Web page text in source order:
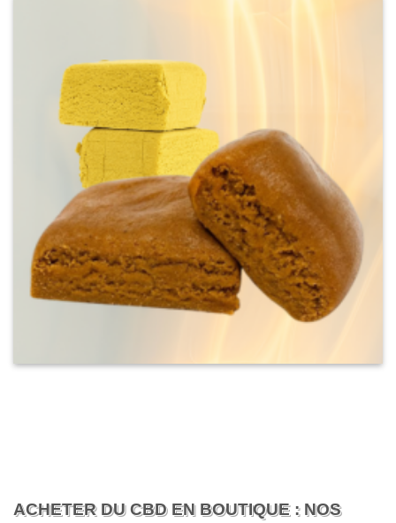
ACHETER DU CBD EN BOUTIQUE : NOS